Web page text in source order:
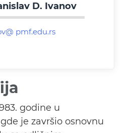
D. Ivanov
godine u
je završio osnovnu